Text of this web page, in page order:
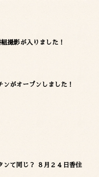
撮影が入りました！
ンがオープンしました！
ンて同じ？ ８月２４日香住